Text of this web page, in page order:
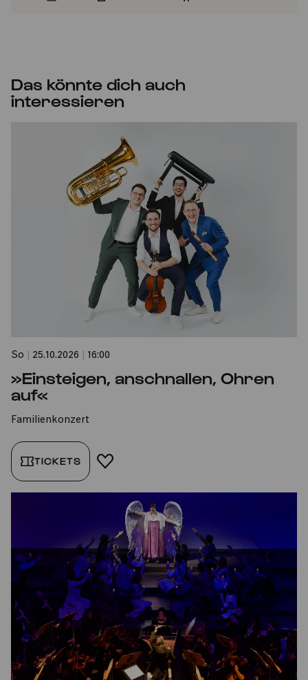
Das könnte dich auch
interessieren
So 25.10.2026 16:00
»Einsteigen, anschnallen, Ohren
auf«
Familienkonzert
TICKETS FAVORIT HINZUFÜGEN